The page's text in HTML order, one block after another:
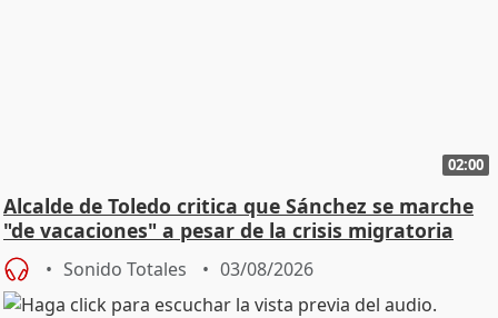
02:00
Alcalde de Toledo critica que Sánchez se marche
"de vacaciones" a pesar de la crisis migratoria
Sonido Totales 03/08/2026